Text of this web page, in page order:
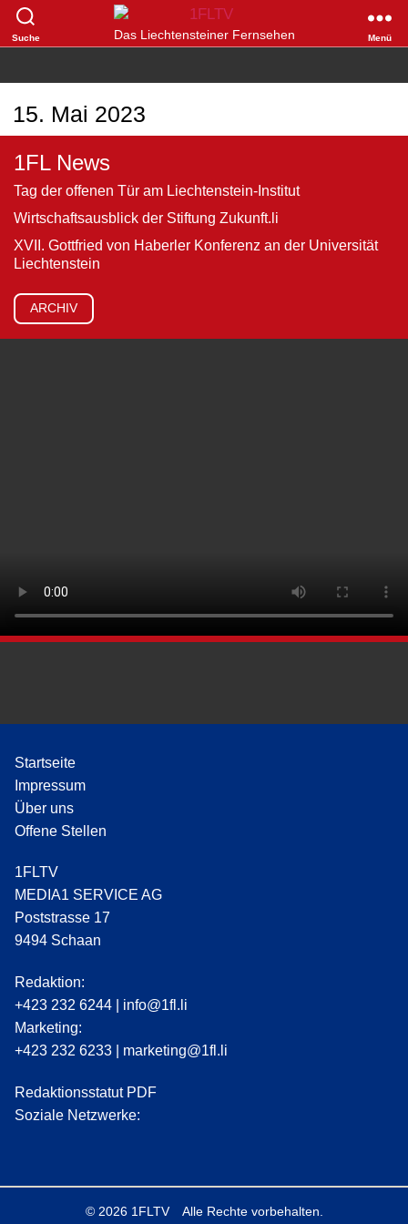
Suche 1FLTV
Das Liechtensteiner Fernsehen Menü
15. Mai 2023
1FL News
Tag der offenen Tür am Liechtenstein-Institut
Wirtschaftsausblick der Stiftung Zukunft.li
XVII. Gottfried von Haberler Konferenz an der Universität
Liechtenstein
ARCHIV
Startseite
Impressum
Über uns
Offene Stellen
1FLTV
MEDIA1 SERVICE AG
Poststrasse 17
9494 Schaan
Redaktion:
+423 232 6244
info@1fl.li
Marketing:
+423 232 6233
marketing@1fl.li
Redaktionsstatut PDF
Soziale Netzwerke:
© 2026 1FLTV Alle Rechte vorbehalten.